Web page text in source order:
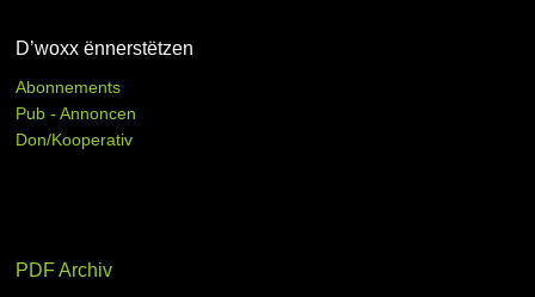
D’woxx ënnerstëtzen
Abonnements
Pub - Annoncen
Don/Kooperativ
PDF Archiv